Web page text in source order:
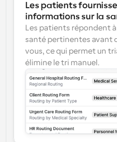
Les patients
informations sur la
Les patients répondent
santé pertinentes avant
vous, ce qui permet un
élimine le tri manuel.